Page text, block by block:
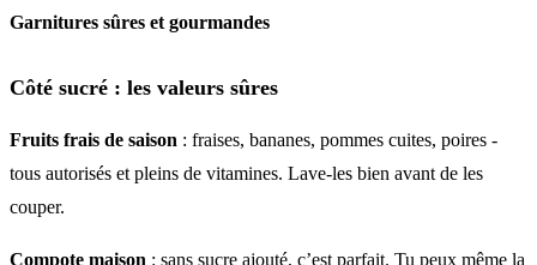
Garnitures sûres et gourmandes
Côté sucré : les valeurs sûres
Fruits frais de saison : fraises, bananes, pommes cuites, poires -
tous autorisés et pleins de vitamines. Lave-les bien avant de les
couper.
Compote maison : sans sucre ajouté, c’est parfait. Tu peux même la